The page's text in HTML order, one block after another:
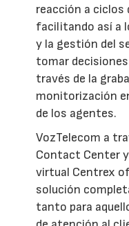
reacción a ciclos
facilitando así a
y la gestión del
tomar
través de la
monitorización
de los agentes.
VozTelecom a
Contact Center
virtual Centrex
solución
tanto para